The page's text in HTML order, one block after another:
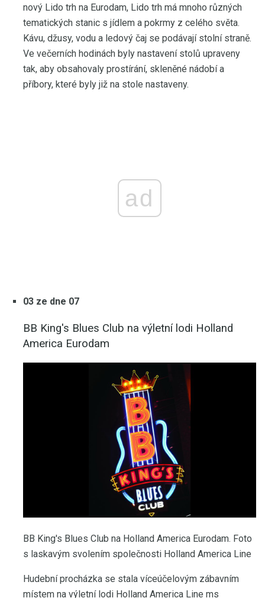
nový Lido trh na Eurodam, Lido trh má mnoho různých
tematických stanic s jídlem a pokrmy z celého světa.
Kávu, džusy, vodu a ledový čaj se podávají stolní straně.
Ve večerních hodinách byly nastavení stolů upraveny
tak, aby obsahovaly prostírání, skleněné nádobí a
příbory, které byly již na stole nastaveny.
ad
03 ze dne 07
BB King's Blues Club na výletní lodi Holland
America Eurodam
BB King's Blues Club na Holland America Eurodam. Foto
s laskavým svolením společnosti Holland America Line
Hudební procházka se stala víceúčelovým zábavním
místem na výletní lodi Holland America Line ms